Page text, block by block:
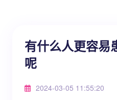
有什么人更容易
呢
2024-03-05 11:55:20